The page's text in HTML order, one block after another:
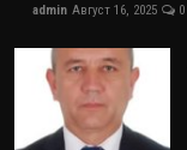
admin Август 16, 2025 0